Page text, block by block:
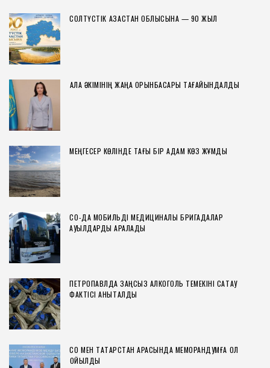
СОЛТҮСТІК ҚАЗАҚСТАН ОБЛЫСЫНА — 90 ЖЫЛ
ҚАЛА ӘКІМІНІҢ ЖАҢА ОРЫНБАСАРЫ ТАҒАЙЫНДАЛДЫ
МЕҢГЕСЕР КӨЛІНДЕ ТАҒЫ БІР АДАМ КӨЗ ЖҰМДЫ
СҚО-ДА МОБИЛЬДІ МЕДИЦИНАЛЫҚ БРИГАДАЛАР
АУЫЛДАРДЫ АРАЛАДЫ
ПЕТРОПАВЛДА ЗАҢСЫЗ АЛКОГОЛЬ ТЕМЕКІНІ САҚТАУ
ФАКТІСІ АНЫҚТАЛДЫ
СҚО МЕН ТАТАРСТАН АРАСЫНДА МЕМОРАНДУМҒА ҚОЛ
ҚОЙЫЛДЫ